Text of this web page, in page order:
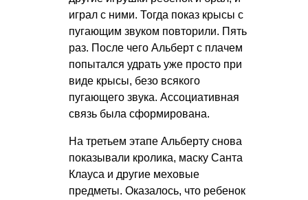
играл с ними. Тогда показ крысы с
пугающим звуком повторили. Пять
раз. После чего Альберт с плачем
попытался удрать уже просто при
виде крысы, безо всякого
пугающего звука. Ассоциативная
связь была сформирована.
На третьем этапе Альберту снова
показывали кролика, маску Санта
Клауса и другие меховые
предметы. Оказалось, что ребенок